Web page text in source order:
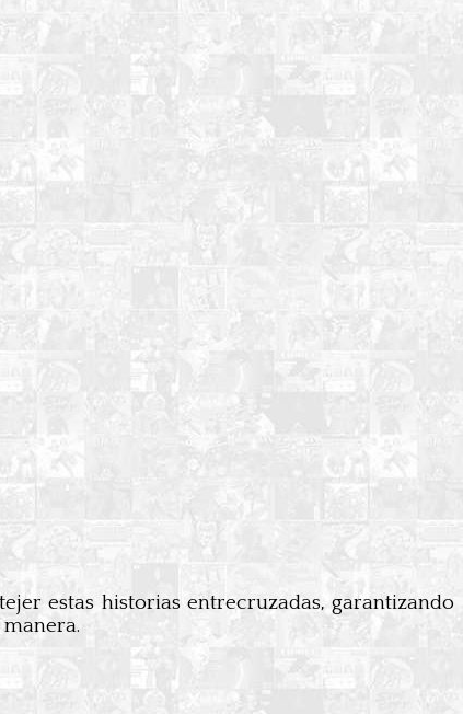
estas historias entrecruzadas, garantizando